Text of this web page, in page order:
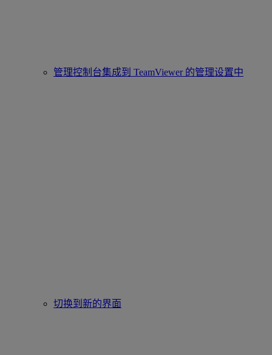
管理控制台集成到 TeamViewer 的管理设置中
切换到新的界面